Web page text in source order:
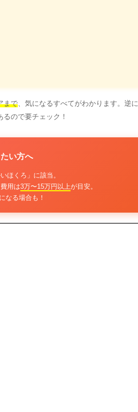
まで 、気になるすべてがわかります。逆に
るので要チェック！
い方へ
ほくろ」に該当。
用は3万〜15万円以上が目安。
になる場合も！